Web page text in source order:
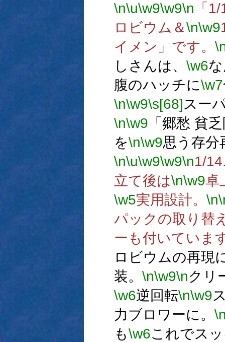
\n\u\w9\w9\n 「
ロビウム＆\n\w9
イメン」です。
しさんは、 \w6
腹のハッチに\w7
\n\w9\s[68]スー
\n\w9 「郷愁 貧
を\n\w9思う存分
\n\u\w9\w9\n1/
立て後は\n\w9卓
\w5実用設計。 \n
パックの取り替
ーも付いていま
ロビウムの再現
装。 \n\w9\nクリ
\w6逆回転\n\w9
力ブロワーに。
も\w6これでス